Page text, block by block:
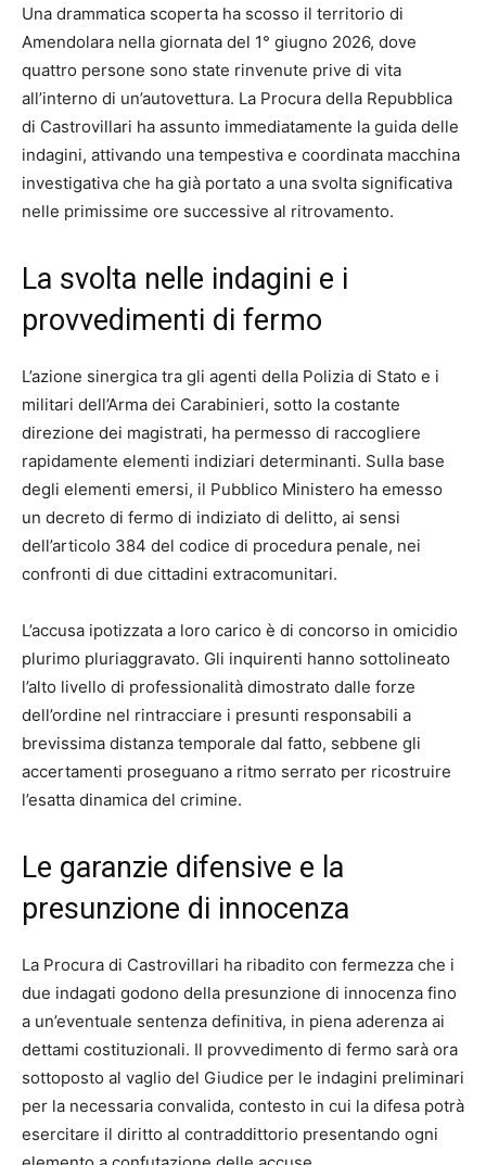
Una drammatica scoperta ha scosso il territorio di
Amendolara nella giornata del 1° giugno 2026, dove
quattro persone sono state rinvenute prive di vita
all’interno di un’autovettura. La Procura della Repubblica
di Castrovillari ha assunto immediatamente la guida delle
indagini, attivando una tempestiva e coordinata macchina
investigativa che ha già portato a una svolta significativa
nelle primissime ore successive al ritrovamento.
La svolta nelle indagini e i
provvedimenti di fermo
L’azione sinergica tra gli agenti della Polizia di Stato e i
militari dell’Arma dei Carabinieri, sotto la costante
direzione dei magistrati, ha permesso di raccogliere
rapidamente elementi indiziari determinanti. Sulla base
degli elementi emersi, il Pubblico Ministero ha emesso
un decreto di fermo di indiziato di delitto, ai sensi
dell’articolo 384 del codice di procedura penale, nei
confronti di due cittadini extracomunitari.
L’accusa ipotizzata a loro carico è di concorso in omicidio
plurimo pluriaggravato. Gli inquirenti hanno sottolineato
l’alto livello di professionalità dimostrato dalle forze
dell’ordine nel rintracciare i presunti responsabili a
brevissima distanza temporale dal fatto, sebbene gli
accertamenti proseguano a ritmo serrato per ricostruire
l’esatta dinamica del crimine.
Le garanzie difensive e la
presunzione di innocenza
La Procura di Castrovillari ha ribadito con fermezza che i
due indagati godono della presunzione di innocenza fino
a un’eventuale sentenza definitiva, in piena aderenza ai
dettami costituzionali. Il provvedimento di fermo sarà ora
sottoposto al vaglio del Giudice per le indagini preliminari
per la necessaria convalida, contesto in cui la difesa potrà
esercitare il diritto al contraddittorio presentando ogni